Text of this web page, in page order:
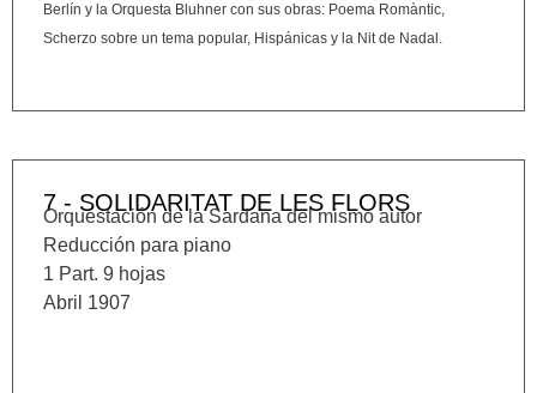
Berlín y la Orquesta Bluhner con sus obras: Poema Romàntic,
Scherzo sobre un tema popular, Hispánicas y la Nit de Nadal.
7 - SOLIDARITAT DE LES FLORS
Orquestación de la Sardana del mismo autor
Reducción para piano
1 Part. 9 hojas
Abril 1907